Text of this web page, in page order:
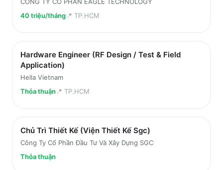
40 triệu/tháng📍 TP.HCM
Hardware Engineer (RF Design / Test & Field
Application)
Hella Vietnam
Thỏa thuận 📍 TP.HCM
Chủ Trì Thiết Kế (Viện Thiết Kế Sgc)
Công Ty Cổ Phần Đầu Tư Và Xây Dựng SGC
Thỏa thuận